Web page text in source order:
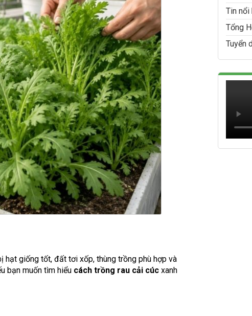
hạt giống tốt, đất tơi xốp, thùng trồng phù hợp và
bạn muốn tìm hiểu cách trồng rau cải cúc xanh
Tin nổi
Tổng
Tuyển